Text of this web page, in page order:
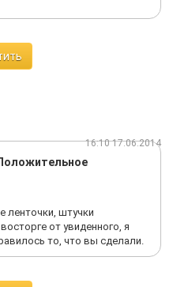
16:10 17.06.2014
ленточки, штучки
от увиденного, я
то, что вы сделали.